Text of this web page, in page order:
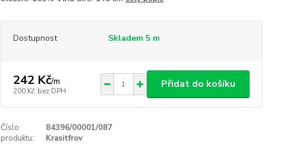
Dostupnost Skladem 5 m
242 Kč/m
200 Kč bez DPH
Přidat do košíku
Číslo
produktu:
84396/00001/087
Krasitfrov